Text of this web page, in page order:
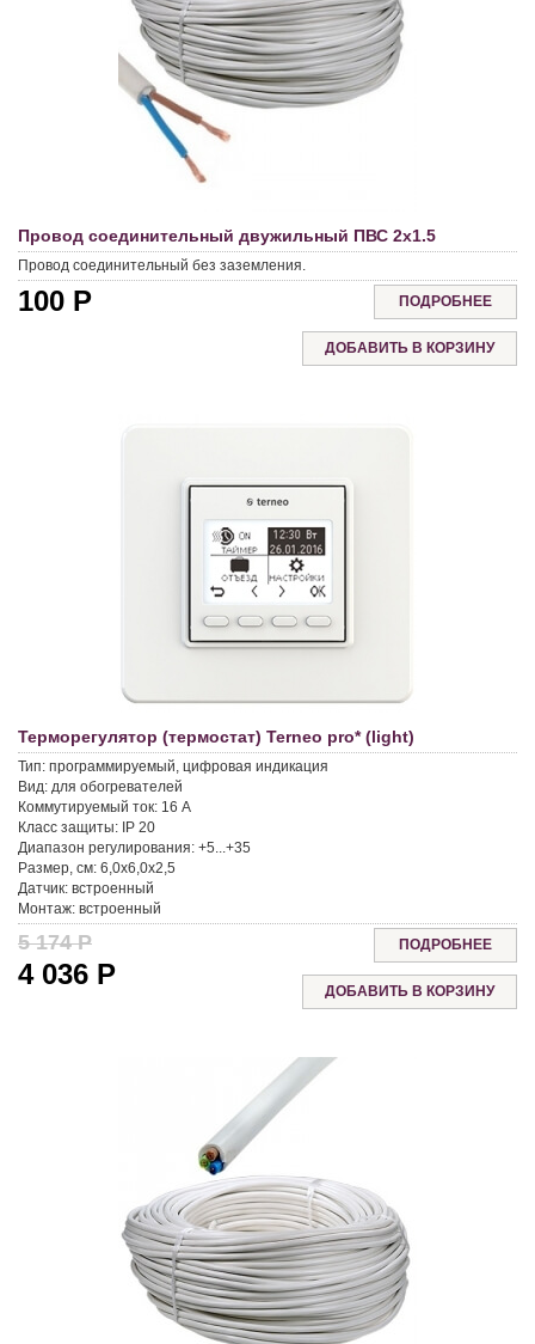
Провод соединительный двужильный ПВС 2х1.5
Провод соединительный без заземления.
100 Р ПОДРОБНЕЕ
Терморегулятор (термостат) Terneo pro* (light)
Тип: программируемый, цифровая индикация
Вид: для обогревателей
Коммутируемый ток: 16 A
Класс защиты: IP 20
Диапазон регулирования: +5...+35
Размер, см: 6,0x6,0x2,5
Датчик: встроенный
Монтаж: встроенный
5 174Р
4 036 Р
ПОДРОБНЕЕ